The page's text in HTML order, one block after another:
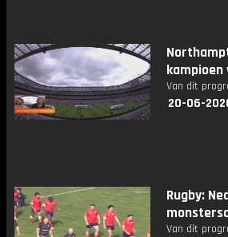
kampioen
Van dit
20-06-
Rugby:
Van dit